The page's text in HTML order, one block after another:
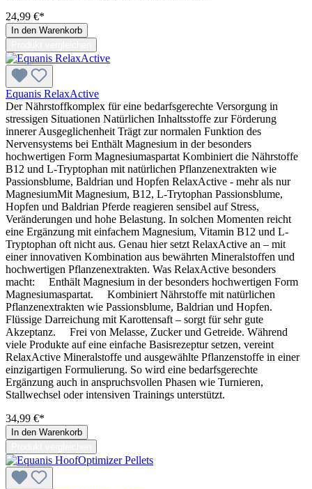
24,99 €*
In den Warenkorb
Equanis RelaxActive
Der Nährstoffkomplex für eine bedarfsgerechte Versorgung in
stressigen Situationen Natürlichen Inhaltsstoffe zur Förderung
innerer Ausgeglichenheit Trägt zur normalen Funktion des
Nervensystems bei Enthält Magnesium in der besonders
hochwertigen Form Magnesiumaspartat Kombiniert die Nährstoffe
B12 und L-Tryptophan mit natürlichen Pflanzenextrakten wie
Passionsblume, Baldrian und Hopfen RelaxActive - mehr als nur
MagnesiumMit Magnesium, B12, L-Trytophan Passionsblume,
Hopfen und Baldrian Pferde reagieren sensibel auf Stress,
Veränderungen und hohe Belastung. In solchen Momenten reicht
eine Ergänzung mit einfachem Magnesium, Vitamin B12 und L-
Tryptophan oft nicht aus. Genau hier setzt RelaxActive an – mit
einer innovativen Kombination aus bewährten Mineralstoffen und
hochwertigen Pflanzenextrakten. Was RelaxActive besonders
macht: Enthält Magnesium in der besonders hochwertigen Form
Magnesiumaspartat. Kombiniert Nährstoffe mit natürlichen
Pflanzenextrakten wie Passionsblume, Baldrian und Hopfen.
Flüssige Darreichung mit Karottensaft – sorgt für sehr gute
Akzeptanz. Frei von Melasse, Zucker und Getreide. Während
viele Produkte auf eine einfache Basisrezeptur setzen, vereint
RelaxActive Mineralstoffe und ausgewählte Pflanzenstoffe in einer
einzigartigen Formulierung. So wird eine bedarfsgerechte
Ergänzung auch in anspruchsvollen Phasen wie Turnieren,
Stallwechsel oder intensiven Trainings unterstützt.
34,99 €*
In den Warenkorb